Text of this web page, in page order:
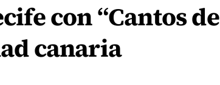
con “Cantos de
canaria